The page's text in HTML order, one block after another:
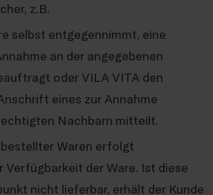
z.B.
selbst entgegennimmt, eine
an der angegebenen
oder VILA VITA den
eines zur Annahme
Nachbarn mitteilt.
Waren erfolgt
Verfügbarkeit der Ware. Ist diese
nicht lieferbar, erhält der Kunde